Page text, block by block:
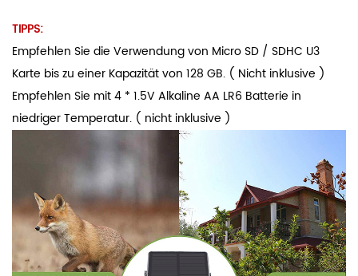
TIPPS:
Empfehlen Sie die Verwendung von Micro SD / SDHC U3
Karte bis zu einer Kapazität von 128 GB. ( Nicht inklusive )
Empfehlen Sie mit 4 * 1.5V Alkaline AA LR6 Batterie in
niedriger Temperatur. ( nicht inklusive )